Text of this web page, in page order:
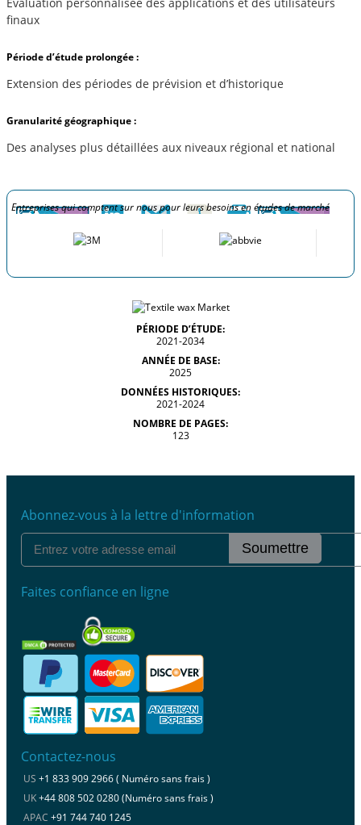
finaux
Période d’étude prolongée :
Extension des périodes de prévision et d’historique
Granularité géographique :
Des analyses plus détaillées aux niveaux régional et national
Entreprises qui comptent sur nous pour leurs besoins en études de marché
PÉRIODE D’ÉTUDE:
2021-2034
ANNÉE DE BASE:
2025
DONNÉES HISTORIQUES:
2021-2024
NOMBRE DE PAGES:
123
Abonnez-vous à la lettre d'information
Soumettre
Faites confiance en ligne
Contactez-nous
US +1 833 909 2966 ( Numéro sans frais )
UK+44 808 502 0280 (Numéro sans frais )
APAC +91 744 740 1245